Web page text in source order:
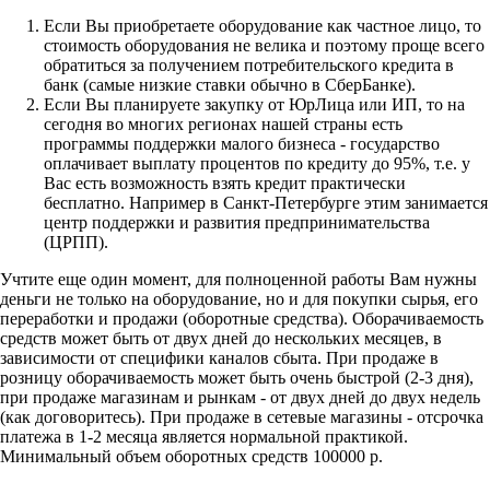
Если Вы приобретаете оборудование как частное лицо, то
стоимость оборудования не велика и поэтому проще всего
обратиться за получением потребительского кредита в
банк (самые низкие ставки обычно в СберБанке).
Если Вы планируете закупку от ЮрЛица или ИП, то на
сегодня во многих регионах нашей страны есть
программы поддержки малого бизнеса - государство
оплачивает выплату процентов по кредиту до 95%, т.е. у
Вас есть возможность взять кредит практически
бесплатно. Например в Санкт-Петербурге этим занимается
центр поддержки и развития предпринимательства
(ЦРПП).
Учтите еще один момент, для полноценной работы Вам нужны
деньги не только на оборудование, но и для покупки сырья, его
переработки и продажи (оборотные средства). Оборачиваемость
средств может быть от двух дней до нескольких месяцев, в
зависимости от специфики каналов сбыта. При продаже в
розницу оборачиваемость может быть очень быстрой (2-3 дня),
при продаже магазинам и рынкам - от двух дней до двух недель
(как договоритесь). При продаже в сетевые магазины - отсрочка
платежа в 1-2 месяца является нормальной практикой.
Минимальный объем оборотных средств 100000 р.